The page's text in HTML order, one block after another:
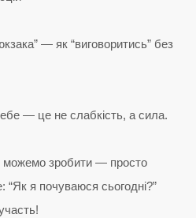
— як “виговоритись” без
— це не слабкість, а сила.
можемо зробити — просто
“Як я почуваюся сьогодні?”